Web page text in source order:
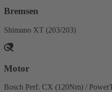
Bremsen
Shimano XT (203/203)
Motor
Bosch Perf. CX (120Nm) /